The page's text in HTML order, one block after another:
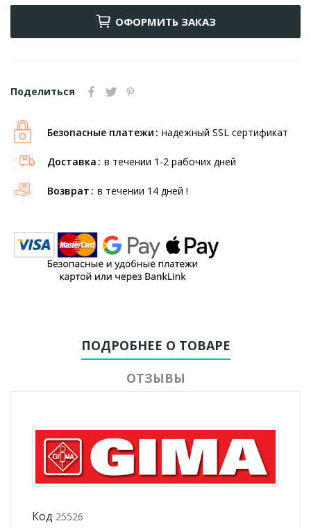
ОФОРМИТЬ ЗАКАЗ
Поделиться
Безопасные платежи надежный SSL сертификат
Доставка в течении 1-2 рабочих дней
Возврат в течении 14 дней !
ПОДРОБНЕЕ О ТОВАРЕ
ОТЗЫВЫ
Код 25526